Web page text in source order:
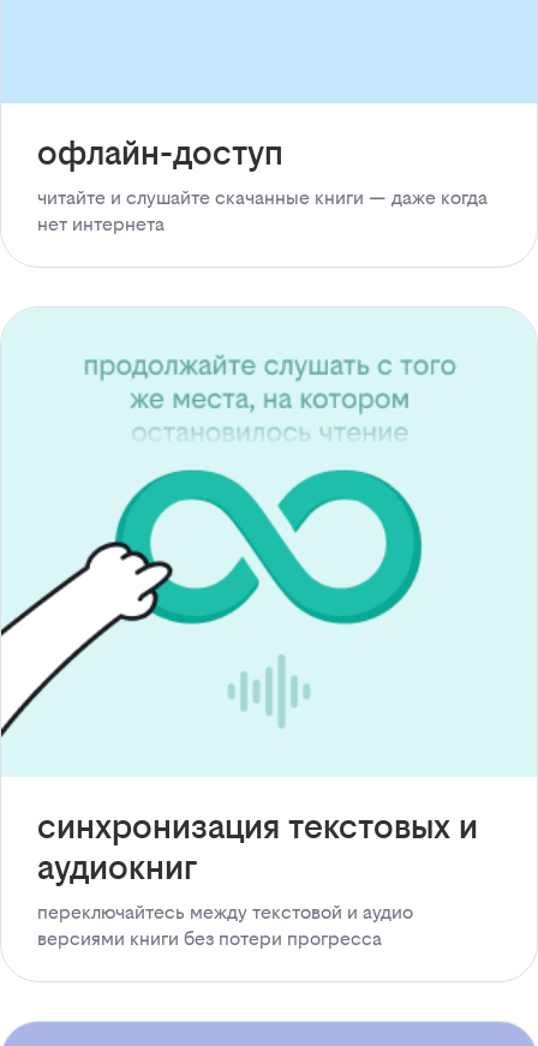
офлайн-доступ
читайте и слушайте скачанные книги — даже когда
нет интернета
синхронизация текстовых и
аудиокниг
переключайтесь между текстовой и аудио
версиями книги без потери прогресса